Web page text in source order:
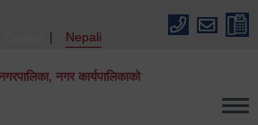
Nepali
नगर कार्यपालिकाको